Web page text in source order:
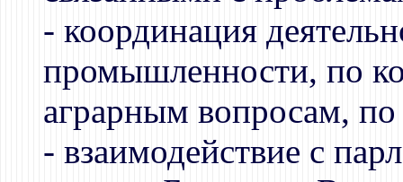
- координация
промышленности, по
аграрным вопросам,
- взаимодействие с